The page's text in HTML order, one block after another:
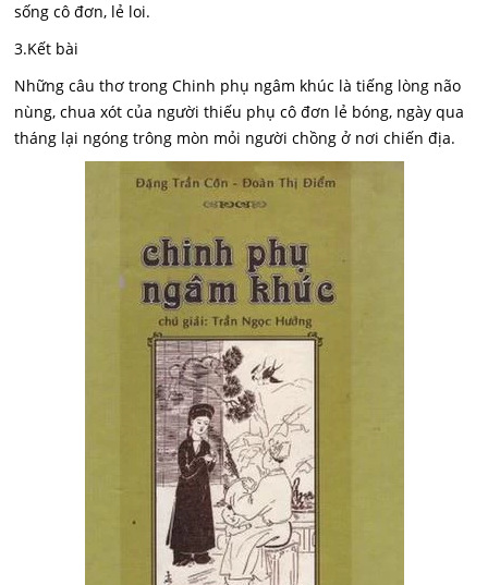
sống cô đơn, lẻ loi.
3.Kết bài
Những câu thơ trong Chinh phụ ngâm khúc là tiếng lòng não
nùng, chua xót của người thiếu phụ cô đơn lẻ bóng, ngày qua
tháng lại ngóng trông mòn mỏi người chồng ở nơi chiến địa.